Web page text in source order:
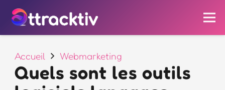
Accueil Webmarketing
Quels sont les outils